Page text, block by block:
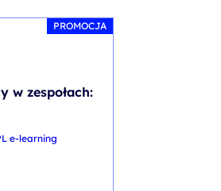
PROMOCJA
w zespołach:
e-learning